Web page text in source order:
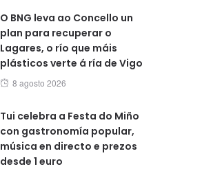
O BNG leva ao Concello un
plan para recuperar o
Lagares, o río que máis
plásticos verte á ría de Vigo
Posted
8 agosto 2026
Tui celebra a Festa do Miño
con gastronomía popular,
música en directo e prezos
desde 1 euro